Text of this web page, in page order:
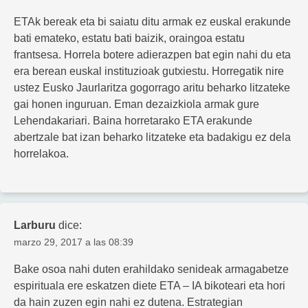
ETAk bereak eta bi saiatu ditu armak ez euskal erakunde
bati emateko, estatu bati baizik, oraingoa estatu
frantsesa. Horrela botere adierazpen bat egin nahi du eta
era berean euskal instituzioak gutxiestu. Horregatik nire
ustez Eusko Jaurlaritza gogorrago aritu beharko litzateke
gai honen inguruan. Eman dezaizkiola armak gure
Lehendakariari. Baina horretarako ETA erakunde
abertzale bat izan beharko litzateke eta badakigu ez dela
horrelakoa.
Larburu dice:
marzo 29, 2017 a las 08:39
Bake osoa nahi duten erahildako senideak armagabetze
espirituala ere eskatzen diete ETA – IA bikoteari eta hori
da hain zuzen egin nahi ez dutena. Estrategian